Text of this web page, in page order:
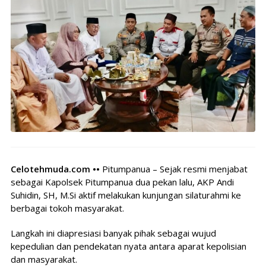
Celotehmuda.com •• Pitumpanua – Sejak resmi menjabat
sebagai Kapolsek Pitumpanua dua pekan lalu, AKP Andi
Suhidin, SH, M.Si aktif melakukan kunjungan silaturahmi ke
berbagai tokoh masyarakat.
Langkah ini diapresiasi banyak pihak sebagai wujud
kepedulian dan pendekatan nyata antara aparat kepolisian
dan masyarakat.